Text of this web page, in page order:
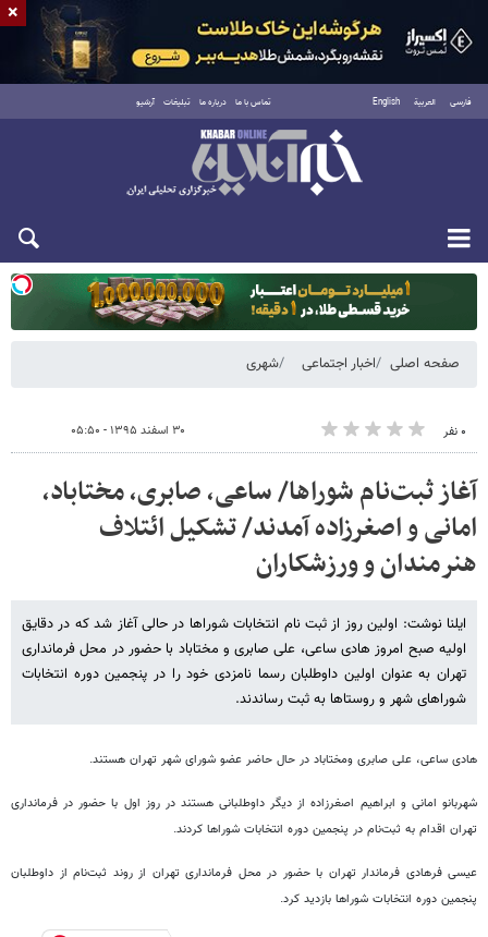
فارسی العربية English تماس با ما درباره ما تبلیغات آرشیو
یکشنبه ۱۸ مرداد ۱۴۰۵
صفحه اصلی اخبار اجتماعی شهری
۰ نفر ۳۰ اسفند ۱۳۹۵ - ۰۵:۵۰
آغاز ثبت‌نام شوراها/ ساعی، صابری، مختاباد،
امانی و اصغرزاده آمدند/ تشکیل ائتلاف
هنرمندان و ورزشکاران
ایلنا نوشت: اولین روز از ثبت نام انتخابات شوراها در حالی آغاز شد که در دقایق
اولیه صبح امروز هادی ساعی، علی صابری و مختاباد با حضور در محل فرمانداری
تهران به عنوان اولین داوطلبان رسما نامزدی خود را در پنجمین دوره انتخابات
شوراهای شهر و روستاها به ثبت رساندند.
هادی ساعی، علی صابری ومختاباد در حال حاضر عضو شورای شهر تهران هستند.
شهربانو امانی و ابراهیم اصغرزاده از دیگر داوطلبانی هستند در روز اول با حضور در فرمانداری
تهران اقدام به ثبت‌نام در پنجمین دوره انتخابات شوراها کردند.
عیسی فرهادی فرماندار تهران با حضور در محل فرمانداری تهران از روند ثبت‌نام از داوطلبان
پنجمین دوره انتخابات شوراها بازدید کرد.
×